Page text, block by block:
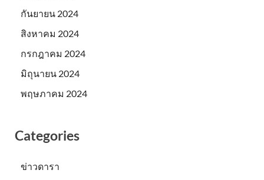
กันยายน 2024
สิงหาคม 2024
กรกฎาคม 2024
มิถุนายน 2024
พฤษภาคม 2024
Categories
ข่าวดารา